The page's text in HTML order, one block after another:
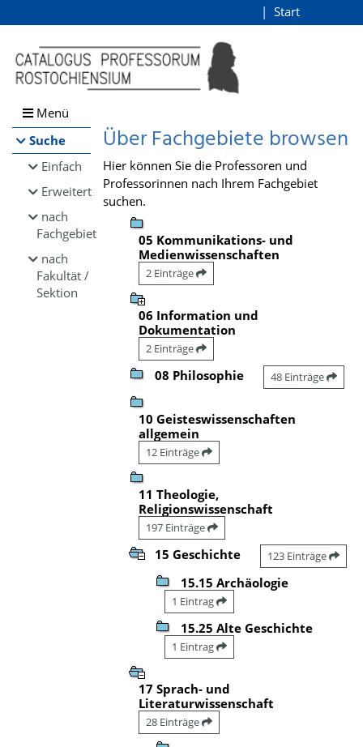
Browsen
direkt zum Inhalt
Start
Menü
Suche
Einfach
Erweitert
nach
Fachgebiet
nach
Fakultät /
Sektion
Über Fachgebiete browsen
Hier können Sie die Professoren und
Professorinnen nach Ihrem Fachgebiet
suchen.
05 Kommunikations- und
Medienwissenschaften
2 Einträge
06 Information und
Dokumentation
2 Einträge
08 Philosophie 48 Einträge
10 Geisteswissenschaften
allgemein
12 Einträge
11 Theologie,
Religionswissenschaft
197 Einträge
15 Geschichte 123 Einträge
15.15 Archäologie
1 Eintrag
15.25 Alte Geschichte
1 Eintrag
17 Sprach- und
Literaturwissenschaft
28 Einträge